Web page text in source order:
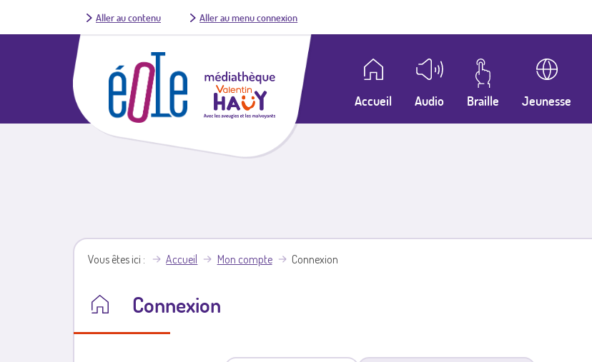
Aller au contenu Aller au menu connexion
Accueil Audio Braille Jeunesse
Vous êtes ici Accueil Mon compte Connexion
Connexion